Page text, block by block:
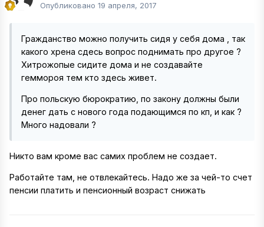
Опубликовано 19 апреля, 2017
Гражданство можно получить сидя у себя дома , так
какого хрена сдесь вопрос поднимать про другое ?
Хитрожопые сидите дома и не создавайте
геммороя тем кто здесь живет.
Про польскую бюрократию, по закону должны были
денег дать с нового года подающимся по кп, и как ?
Много надовали ?
Никто вам кроме вас самих проблем не создает.
Работайте там, не отвлекайтесь. Надо же за чей-то счет
пенсии платить и пенсионный возраст снижать